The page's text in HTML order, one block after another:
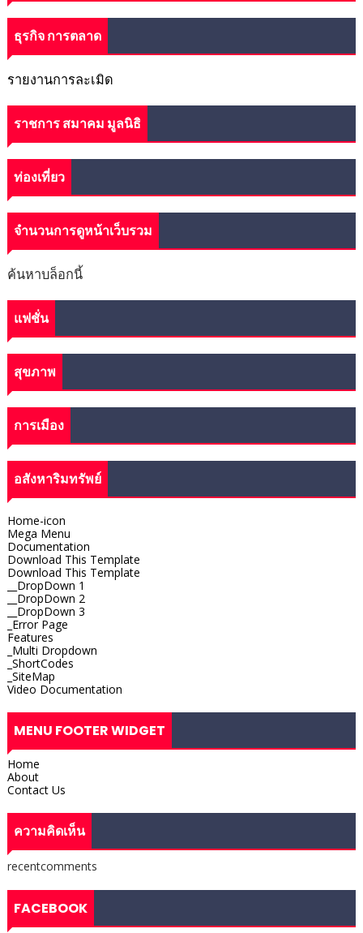
ธุรกิจ การตลาด
รายงานการละเมิด
ราชการ สมาคม มูลนิธิ
ท่องเที่ยว
จำนวนการดูหน้าเว็บรวม
ค้นหาบล็อกนี้
แฟชั่น
สุขภาพ
การเมือง
อสังหาริมทรัพย์
Home-icon
Mega Menu
Documentation
Download This Template
Download This Template
__DropDown 1
__DropDown 2
__DropDown 3
_Error Page
Features
_Multi Dropdown
_ShortCodes
_SiteMap
Video Documentation
MENU FOOTER WIDGET
Home
About
Contact Us
ความคิดเห็น
recentcomments
FACEBOOK